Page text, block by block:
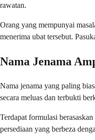
rawatan.
Orang yang mempunyai
menerima ubat tersebut.
Nama Jenama
Nama jenama yang paling
secara meluas dan terbukti
Terdapat formulasi
persediaan yang berbeza